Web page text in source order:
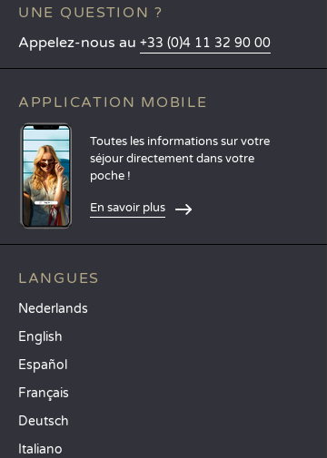
UNE QUESTION ?
Appelez-nous au +33 (0)4 11 32 90 00
APPLICATION MOBILE
Toutes les informations sur votre
séjour directement dans votre
poche !
En savoir plus
LANGUES
Nederlands
English
Español
Français
Deutsch
Italiano